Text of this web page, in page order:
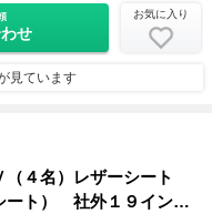
せ
お気に入り
見ています
４名）レザーシート
ート） 社外１９インチ